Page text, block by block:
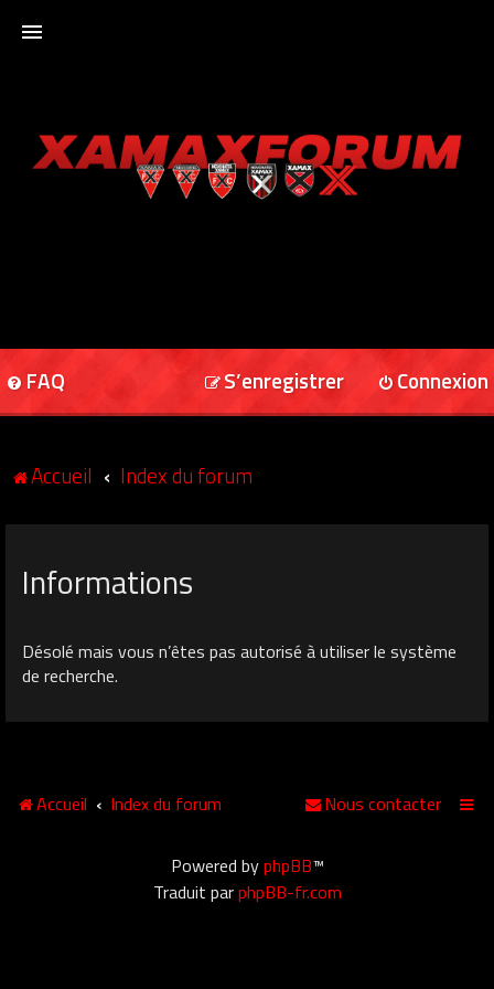
XAMAXFORUM
FAQ Connexion
S’enregistrer
Accueil Index du forum
Informations
Désolé mais vous n’êtes pas autorisé à utiliser le système
de recherche.
Accueil Index du forum Nous contacter
Powered byphpBB™
Traduit parphpBB-fr.com